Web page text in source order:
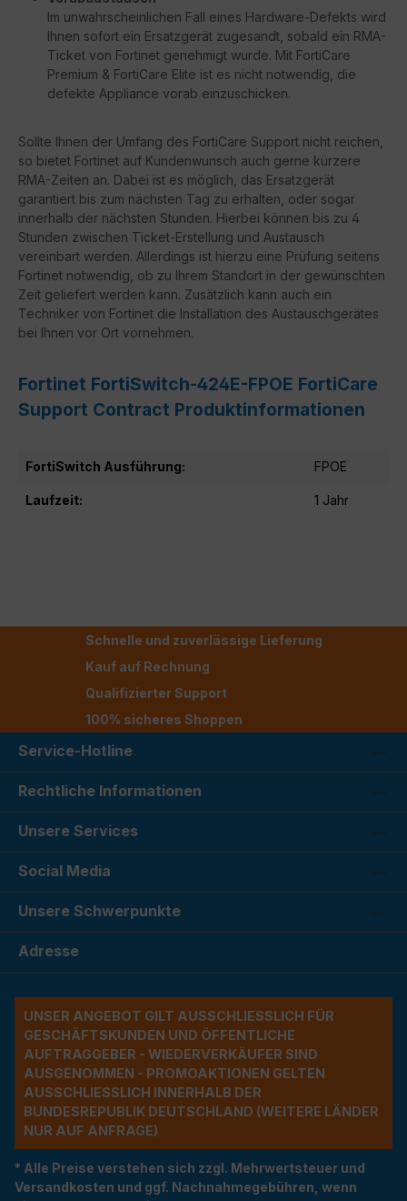
Im unwahrscheinlichen Fall eines Hardware-Defekts wird
Ihnen sofort ein Ersatzgerät zugesandt, sobald ein RMA-
Ticket von Fortinet genehmigt wurde. Mit FortiCare
Premium & FortiCare Elite ist es nicht notwendig, die
defekte Appliance vorab einzuschicken.
Sollte Ihnen der Umfang des FortiCare Support nicht reichen,
so bietet Fortinet auf Kundenwunsch auch gerne kürzere
RMA-Zeiten an. Dabei ist es möglich, das Ersatzgerät
garantiert bis zum nächsten Tag zu erhalten, oder sogar
innerhalb der nächsten Stunden. Hierbei können bis zu 4
Stunden zwischen Ticket-Erstellung und Austausch
vereinbart werden. Allerdings ist hierzu eine Prüfung seitens
Fortinet notwendig, ob zu Ihrem Standort in der gewünschten
Zeit geliefert werden kann. Zusätzlich kann auch ein
Techniker von Fortinet die Installation des Austauschgerätes
bei Ihnen vor Ort vornehmen.
Fortinet FortiSwitch-424E-FPOE FortiCare
Support Contract Produktinformationen
FortiSwitch Ausführung: FPOE
Laufzeit: 1 Jahr
Schnelle und zuverlässige Lieferung
Kauf auf Rechnung
Qualifizierter Support
100% sicheres Shoppen
Service-Hotline
Rechtliche Informationen
Unsere Services
Social Media
Unsere Schwerpunkte
Adresse
UNSER ANGEBOT GILT AUSSCHLIESSLICH FÜR G
ESCHÄFTSKUNDEN UND ÖFFENTLICHE A
UFTRAGGEBER - WIEDERVERKÄUFER SIND A
USGENOMMEN - PROMOAKTIONEN GELTEN A
USSCHLIESSLICH INNERHALB DER BU
NDESREPUBLIK DEUTSCHLAND (WEITERE LÄNDER NU
R AUF ANFRAGE)
* Alle Preise verstehen sich zzgl. Mehrwertsteuer und
Versandkosten und ggf. Nachnahmegebühren, wenn